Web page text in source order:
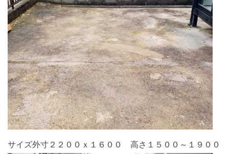
サイズ外寸２２００ｘ１６００ 高さ１５００～１９００